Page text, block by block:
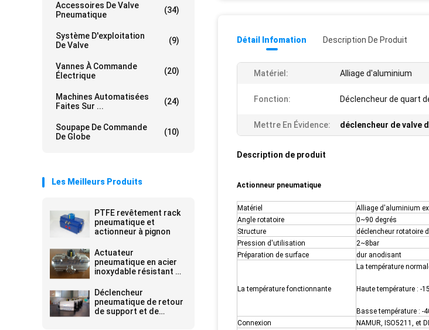
Accessoires De Valve
Pneumatique
(34)
Système D'exploitation
De Valve
(9)
Vannes À Commande
Électrique
(20)
Machines Automatisées
Faites Sur ...
(24)
Soupape De Commande
De Globe
(10)
Les Meilleurs Produits
PTFE revêtement rack
pneumatique et
actionneur à pignon
Actuateur
pneumatique en acier
inoxydable résistant à
Déclencheur
pneumatique de retour
de support et de
Détail Infomation Description De Produit
Matériel: Alliage d'aluminium
Fonction: Déclencheur de quart
Mettre En Évidence: déclencheur de valve
Description de produit
Actionneur pneumatique
Matériel
Alliage d'aluminium
Angle rotatoire
0~90 degrés
Structure
déclencheur rotatoire
Pression d'utilisation
2~8bar
Préparation de surface
dur anodisant
La température fonctionnante
La température
Haute température : -
Basse température : -
Connexion
NAMUR, ISO5211, et